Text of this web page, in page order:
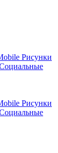
Рисунки
Рисунки